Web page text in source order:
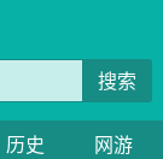
搜索
历史
网游